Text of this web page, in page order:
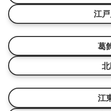
江
葛
江